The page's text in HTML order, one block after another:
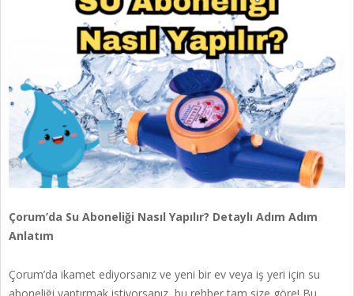
Çorum’da Su Aboneliği Nasıl Yapılır? Detaylı Adım Adım
Anlatım
Çorum’da ikamet ediyorsanız ve yeni bir ev veya iş yeri için su